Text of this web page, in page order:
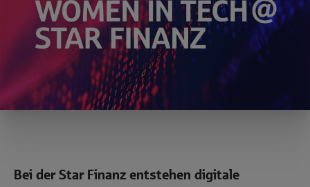
Bei der Star Finanz entstehen digitale